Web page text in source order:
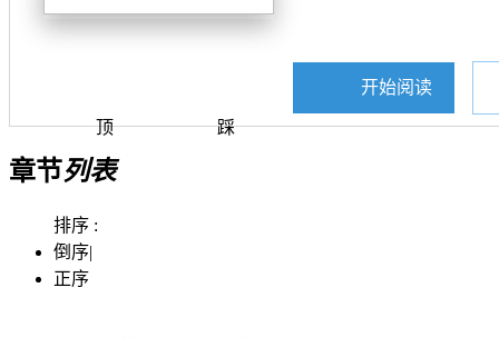
顶 踩
开始阅读
章节列表
排序 :
倒序|
正序